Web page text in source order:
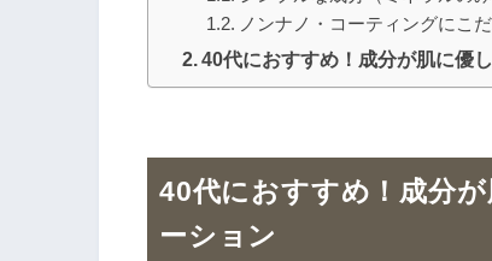
ノンナノ・コーティングにこ
40代におすすめ！成分が肌に優
40代におすすめ！成分
ーション